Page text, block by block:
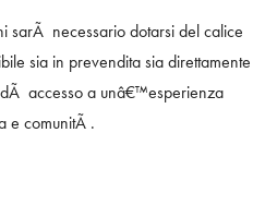
sarÃ necessario dotarsi del calice
sia in prevendita sia direttamente
accesso a unâ€™esperienza
e comunitÃ .